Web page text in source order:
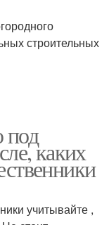
строительных
под
каких
учитывайте ,